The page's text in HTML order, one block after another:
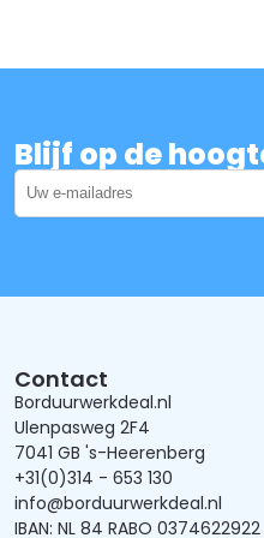
Blijf op de
Contact
Borduurwerkdeal.nl
Ulenpasweg 2F4
7041 GB 's-Heerenberg
+31(0)314 - 653 130
info@borduurwerkdeal.nl
IBAN: NL 84 RABO 0374622922